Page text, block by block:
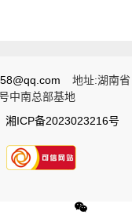
地址:湖南省
中南总部基地
湘ICP备2023023216号